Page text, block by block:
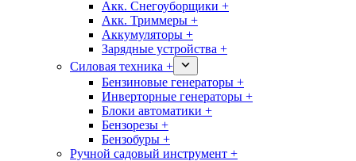
Акк. Снегоуборщики +
Акк. Триммеры +
Аккумуляторы +
Зарядные устройства +
Силовая техника +
Бензиновые генераторы +
Инверторные генераторы +
Блоки автоматики +
Бензорезы +
Бензобуры +
Ручной садовый инструмент +